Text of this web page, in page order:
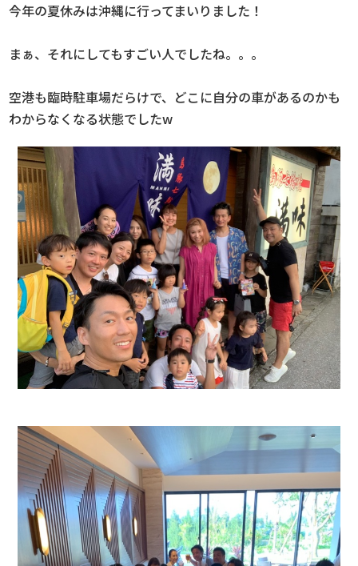
今年の夏休みは沖縄に行ってまいりました！
まぁ、それにしてもすごい人でしたね。。。
空港も臨時駐車場だらけで、どこに自分の車があるのかも
わからなくなる状態でしたw